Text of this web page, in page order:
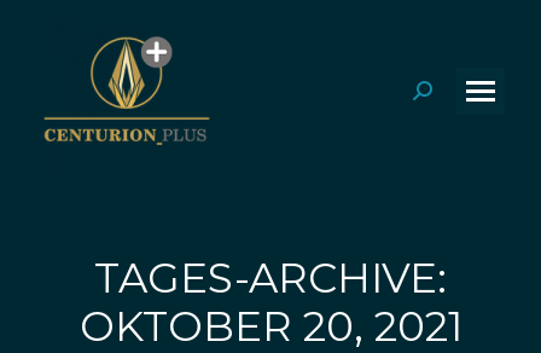
Search:
TAGES-ARCHIVE:
OKTOBER 20, 2021